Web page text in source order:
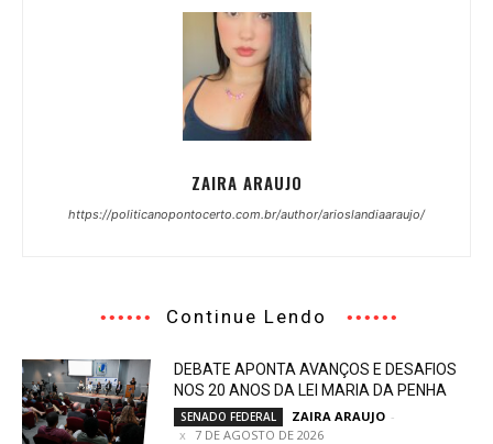
ZAIRA ARAUJO
https://politicanopontocerto.com.br/author/arioslandiaaraujo/
Continue Lendo
DEBATE APONTA AVANÇOS E DESAFIOS
NOS 20 ANOS DA LEI MARIA DA PENHA
SENADO FEDERAL ZAIRA ARAUJO -
7 DE AGOSTO DE 2026